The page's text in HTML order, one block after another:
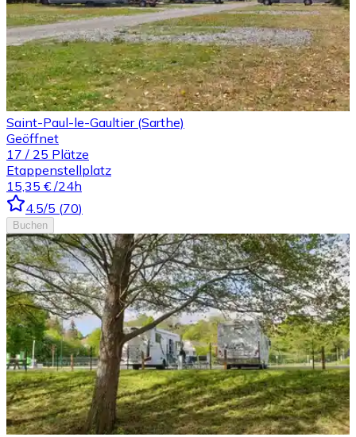
Saint-Paul-le-Gaultier (Sarthe)
Geöffnet
17 / 25 Plätze
Etappenstellplatz
15,35 € /24h
4.5/5 (70)
Buchen